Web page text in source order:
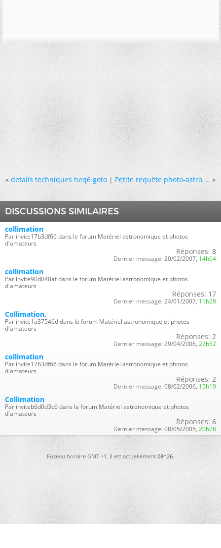
« details techniques heq6 goto|Petite requête photo-astro ... »
DISCUSSIONS SIMILAIRES
collimation
Par invite17b3df66 dans le forum Matériel astronomique et photos
d'amateurs
Réponses: 8
Dernier message: 20/02/2007, 14h04
collimation
Par invite90d048af dans le forum Matériel astronomique et photos
d'amateurs
Réponses: 17
Dernier message: 24/01/2007, 11h28
Collimation.
Par invite1a37546d dans le forum Matériel astronomique et photos
d'amateurs
Réponses: 2
Dernier message: 29/04/2006, 22h52
collimation
Par invite17b3df66 dans le forum Matériel astronomique et photos
d'amateurs
Réponses: 2
Dernier message: 08/02/2006, 15h19
Collimation
Par inviteb6d0d3c6 dans le forum Matériel astronomique et photos
d'amateurs
Réponses: 6
Dernier message: 08/05/2005, 20h28
Fuseau horaire GMT +1. Il est actuellement08h26.